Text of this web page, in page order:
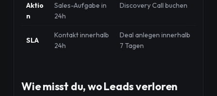
Aktio
n
Sales-Aufgabe in
24h
Discovery Call buchen
SLA
Kontakt innerhalb
24h
Deal anlegen innerhalb
7 Tagen
Wie misst du, wo Leads verloren